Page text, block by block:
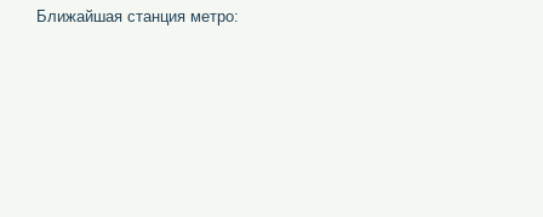
Ближайшая станция метро: